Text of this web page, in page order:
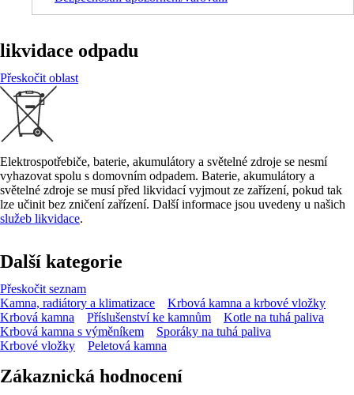
likvidace odpadu
Přeskočit oblast
Elektrospotřebiče, baterie, akumulátory a světelné zdroje se nesmí
vyhazovat spolu s domovním odpadem. Baterie, akumulátory a
světelné zdroje se musí před likvidací vyjmout ze zařízení, pokud tak
lze učinit bez zničení zařízení. Další informace jsou uvedeny u našich
služeb likvidace.
Další kategorie
Přeskočit seznam
Kamna, radiátory a klimatizace
Krbová kamna a krbové vložky
Krbová kamna
Příslušenství ke kamnům
Kotle na tuhá paliva
Krbová kamna s výměníkem
Sporáky na tuhá paliva
Krbové vložky
Peletová kamna
Zákaznická hodnocení